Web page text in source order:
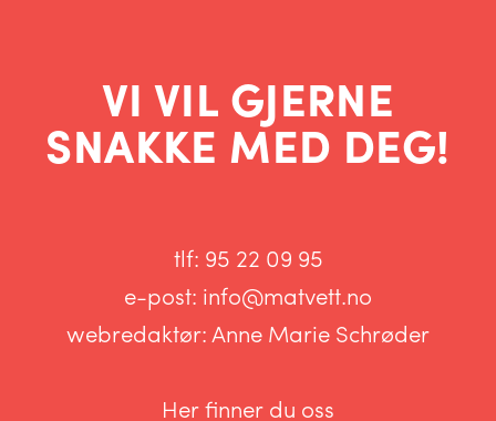
VI VIL GJERNE
SNAKKE MED DEG!
tlf: 95 22 09 95
e-post: info@matvett.no
webredaktør:Anne Marie Schrøder
Her finner du oss